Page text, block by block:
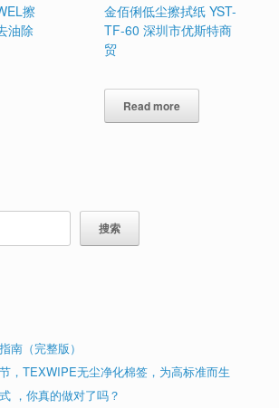
擦
油除
金佰俐低尘擦拭纸 YST-
TF-60 深圳市优斯特商
贸
Read more
搜索
南（完整版）
，TEXWIPE无尘净化棉签，为高标准而生
，你真的做对了吗？